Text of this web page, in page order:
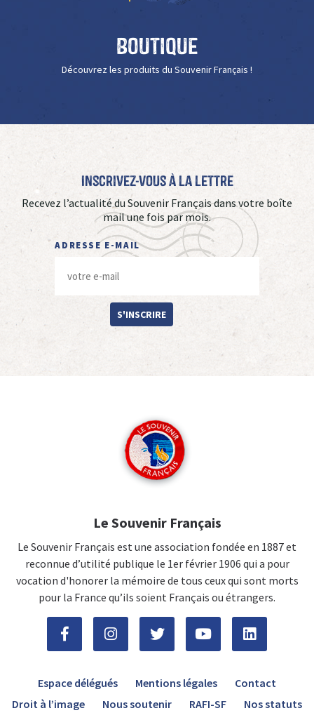
Boutique
Découvrez les produits du Souvenir Français !
Inscrivez-vous à La Lettre
Recevez l’actualité du Souvenir Français dans votre boîte
mail une fois par mois.
ADRESSE E-MAIL
S'INSCRIRE
Le Souvenir Français
Le Souvenir Français est une association fondée en 1887 et
reconnue d’utilité publique le 1er février 1906 qui a pour
vocation d'honorer la mémoire de tous ceux qui sont morts
pour la France qu’ils soient Français ou étrangers.
Espace délégués Mentions légales
Contact
Droit à l’image
Nous soutenir RAFI-SF Nos statuts